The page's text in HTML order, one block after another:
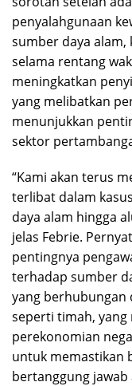
penyalahgunaan
sumber daya
selama rentang
meningkatkan
yang melibatkan
menunjukkan
sektor
“Kami akan terus
terlibat dalam
daya alam hingga
jelas Febrie.
pentingnya
terhadap sumber
yang berhubungan
seperti timah,
perekonomian
untuk memastikan
bertanggung